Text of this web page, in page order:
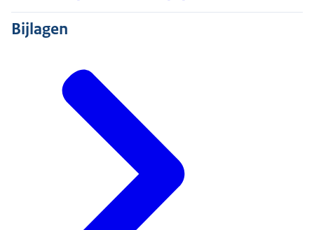
Bijlagen